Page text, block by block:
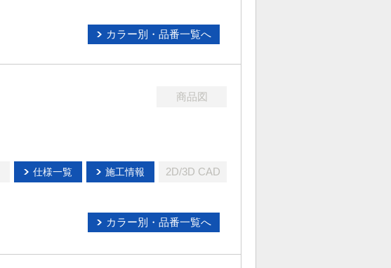
カラー別・品番一覧へ
商品図
仕様一覧 施工情報 2D/3D CAD
カラー別・品番一覧へ